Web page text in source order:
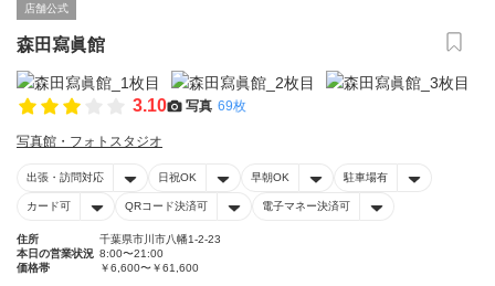
店舗公式
森田寫眞館
3.10 写真 69枚
写真館・フォトスタジオ
出張・訪問対応 日祝OK 早朝OK 駐車場有
カード可 QRコード決済可 電子マネー決済可
住所
千葉県市川市八幡1-2-23
本日の営業状況 8:00〜21:00
価格帯
￥6,600〜￥61,600